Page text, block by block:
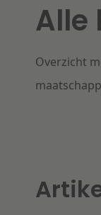
Alle
Overzicht